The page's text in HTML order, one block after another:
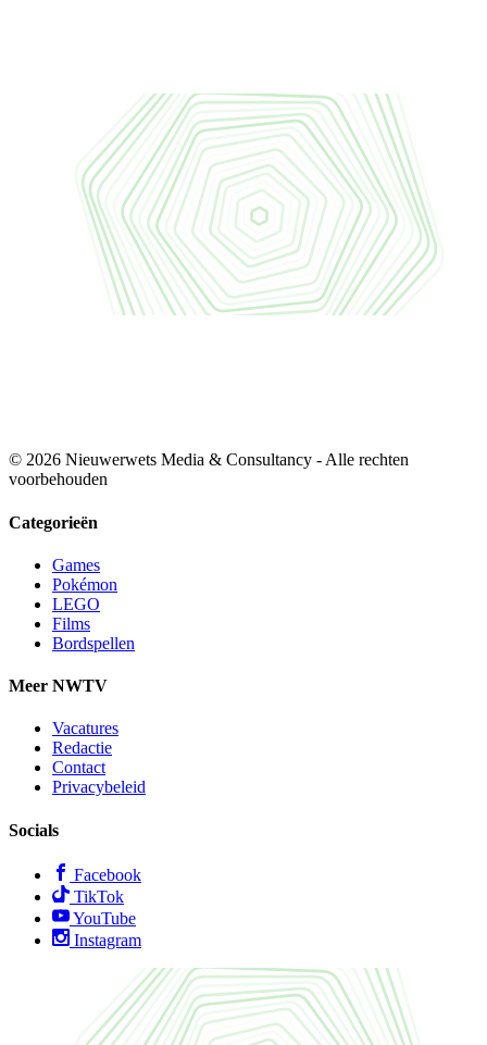
© 2026 Nieuwerwets Media & Consultancy - Alle rechten
voorbehouden
Categorieën
Games
Pokémon
LEGO
Films
Bordspellen
Meer NWTV
Vacatures
Redactie
Contact
Privacybeleid
Socials
Facebook
TikTok
YouTube
Instagram